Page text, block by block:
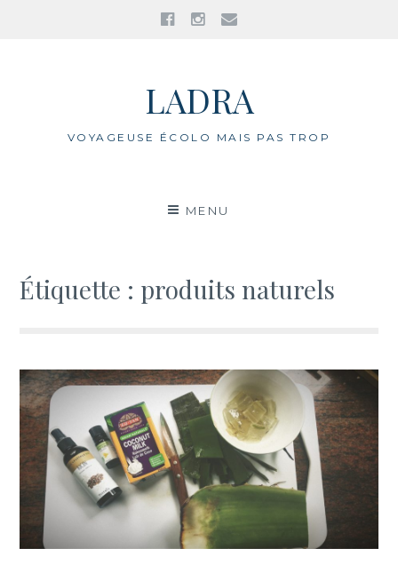
FacebookInstagram
LADRA
VOYAGEUSE ÉCOLO MAIS PAS TROP
MENU
Étiquette : produits naturels